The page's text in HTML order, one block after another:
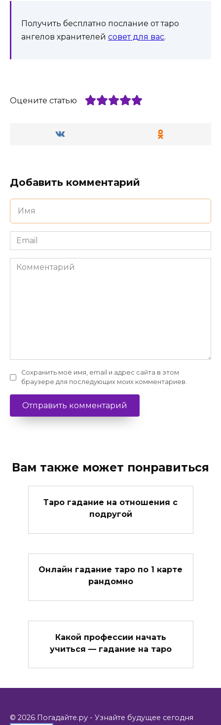
Получить бесплатно послание от таро
ангелов хранителей совет для вас.
Оцените статью
Добавить комментарий
Имя
Email
*
Комментарий
Сохранить моё имя, email и адрес сайта в этом
браузере для последующих моих комментариев.
Вам также может понравиться
Таро гадание на отношения с
подругой
Онлайн гадание таро по 1 карте
рандомно
Какой профессии начать
учиться — гадание на таро
© 2026 Погадайте.ру - Узнайте будущее сегодня